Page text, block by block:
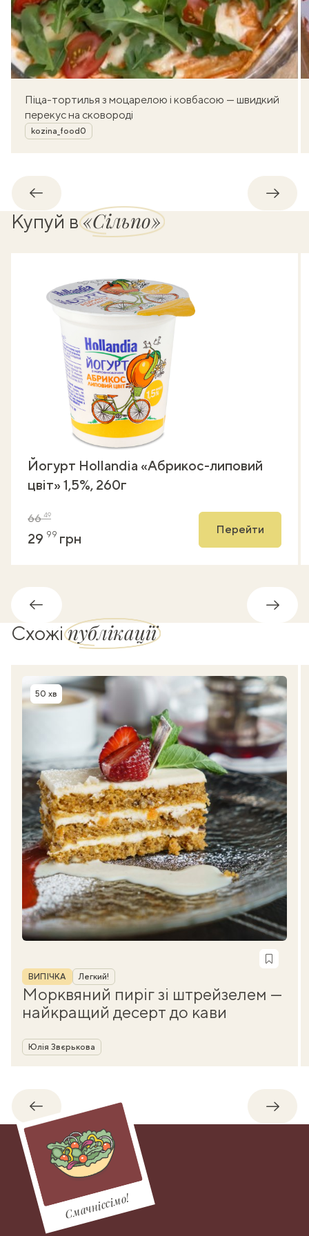
Піца-тортилья з моцарелою і ковбасою — швидкий
перекус на сковороді
Автор
kozina_food0
Назад
Купуй в«Сільпо»
Йогурт Hollandia «Абрикос-липовий
цвіт» 1,5%, 260г
6649
29 99 грн
Перейти
Назад
Схожіпублікації
Час приготування
50 хв
Рубрика
ВИПІЧКА Легкий!
Морквяний пиріг зі штрейзелем —
найкращий десерт до кави
Автор
Юлія Звєрькова
Назад
Смачніссімо!